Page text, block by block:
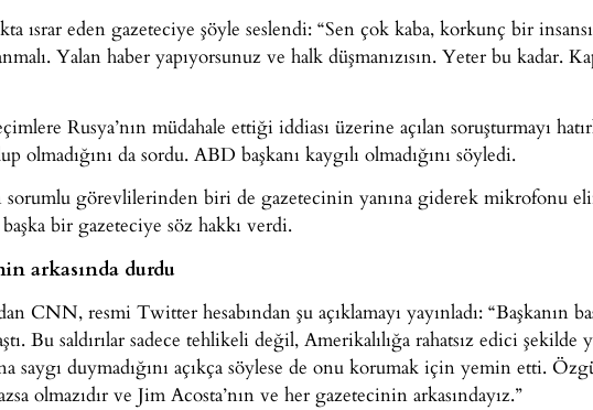
ısrar eden gazeteciye şöyle seslendi: “Sen çok kaba, korkunç bir
Yalan haber yapıyorsunuz ve halk düşmanızısın. Yeter bu kadar.
Rusya’nın müdahale ettiği iddiası üzerine açılan soruşturmayı
olmadığını da sordu. ABD başkanı kaygılı olmadığını söyledi.
sorumlu görevlilerinden biri de gazetecinin yanına giderek mikrofonu
bir gazeteciye söz hakkı verdi.
arkasında durdu
CNN, resmi Twitter hesabından şu açıklamayı yayınladı: “Başkanın
Bu saldırılar sadece tehlikeli değil, Amerikalılığa rahatsız edici şekilde
saygı duymadığını açıkça söylese de onu korumak için yemin etti.
olmazıdır ve Jim Acosta’nın ve her gazetecinin arkasındayız.”